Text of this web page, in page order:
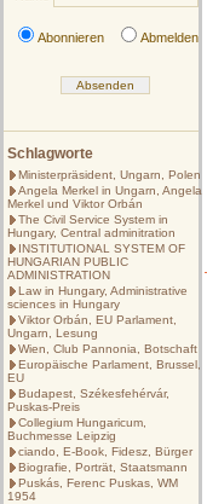
Abonnieren Abmelden
Schlagworte
Ministerpräsident, Ungarn, Polen
Angela Merkel in Ungarn, Angela
Merkel und Viktor Orbán
The Civil Service System in
Hungary, Central adminitration
INSTITUTIONAL SYSTEM OF
HUNGARIAN PUBLIC
ADMINISTRATION
Law in Hungary, Administrative
sciences in Hungary
Viktor Orbán, EU Parlament,
Ungarn, Lesung
Wien, Club Pannonia, Botschaft
Europäische Parlament, Brussel,
EU
Budapest, Székesfehérvár,
Puskas-Preis
Collegium Hungaricum,
Buchmesse Leipzig
ciando, E-Book, Fidesz, Bürger
Biografie, Porträt, Staatsmann
Puskás, Ferenc Puskas, WM
1954